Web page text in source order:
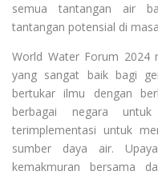
semua tantangan air
tantangan potensial di
World Water Forum 2024
yang sangat baik bagi
bertukar ilmu dengan
berbagai negara
terimplementasi untuk
sumber daya air.
kemakmuran bersama